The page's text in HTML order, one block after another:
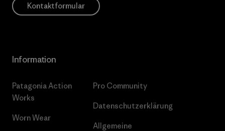
Kontaktformular
Information
Patagonia Action
Works
Worn Wear
Pro Community
Datenschutzerklärung
Allgemeine